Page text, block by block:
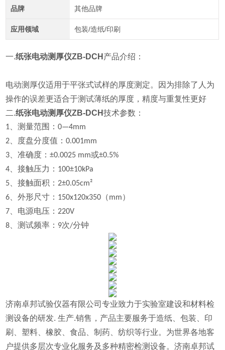
品牌 其他品牌
应用领域 包装/造纸/印刷
一.纸张电动测厚仪ZB-DCH 产品介绍：
电动测厚仪适用于平张式试样的厚度测定。因为排除了人为
操作的误差更适合于测试薄纸的厚度，精度与重复性更好
二.纸张电动测厚仪ZB-DCH技术参数：
1、测量范围：0—4mm
2、度盘分度值：0.001mm
3、准确度：±0.0025 mm或±0.5%
4、接触压力：100±10kPa
5、接触面积：2±0.05cm²
6、外形尺寸：150x120x350（mm）
7、电源电压：220V
8、测试频率：9次/分钟
济南卓邦试验仪器有限公司专业致力于实验室建设和材料检
测设备的研发. 生产.销售，产品主要服务于造纸、包装、印
刷、塑料、橡胶、食品、制药、纺织等行业。为世界各地客
户提供多层次专业化服务及多种精密检测设备。济南卓邦试